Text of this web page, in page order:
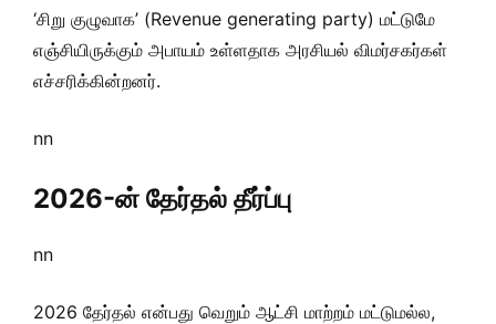
‘சிறு குழுவாக’ (Revenue generating party) மட்டுமே
எஞ்சியிருக்கும் அபாயம் உள்ளதாக அரசியல் விமர்சகர்கள்
எச்சரிக்கின்றனர்.
nn
2026-ன் தேர்தல் தீர்ப்பு
nn
2026 தேர்தல் என்பது வெறும் ஆட்சி மாற்றம் மட்டுமல்ல,